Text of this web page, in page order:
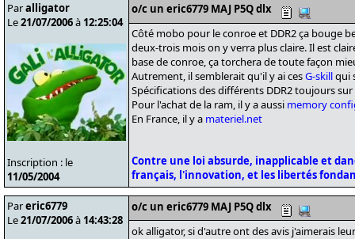
Paralligator
Le21/07/2006à 12:25:04
Inscription : le
11/05/2004
o/c un eric6779 MAJ P5Q dlx
Côté mobo pour le conroe et DDR2 ça bouge
deux-trois mois on y verra plus claire. Il est
base de conroe, ça torchera de toute façon
Autrement, il semblerait qu'il y ai cesG-skillqui
Spécifications des différents DDR2 toujours sur
Pour l'achat de la ram, il y a aussi memory
En France, il y a materiel.net
Contre une loi absurde, inapplicable et
français, l'innovation, et les libertés
Pareric6779
Le21/07/2006à 14:43:28
o/c un eric6779 MAJ P5Q dlx
ok alligator, si d'autre ont des avis j'aimerais